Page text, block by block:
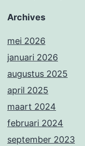
Archives
mei 2026
januari 2026
augustus 2025
april 2025
maart 2024
februari 2024
september 2023